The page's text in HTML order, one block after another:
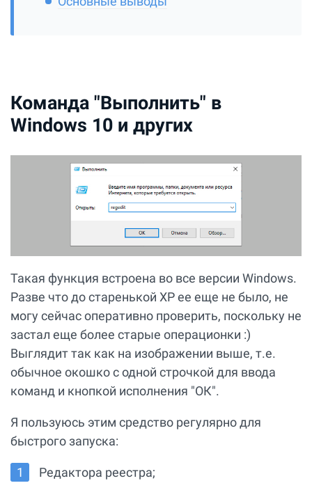
Команда "Выполнить" в
Windows 10 и других
Такая функция встроена во все версии Windows.
Разве что до старенькой XP ее еще не было, не
могу сейчас оперативно проверить, поскольку не
застал еще более старые операционки :)
Выглядит так как на изображении выше, т.е.
обычное окошко с одной строчкой для ввода
команд и кнопкой исполнения "ОК".
Я пользуюсь этим средство регулярно для
быстрого запуска:
Редактора реестра;